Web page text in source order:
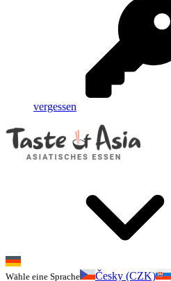
vergessen
Wähle eine Sprache Česky (CZK)